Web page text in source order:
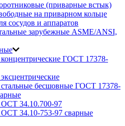
(приварные встык)
на приварном кольце
сосудов и аппаратов
зарубежные ASME/ANSI,
ГОСТ 17378-
бесшовные ГОСТ 17378-
34.10.700-97
34.10-753-97 сварные